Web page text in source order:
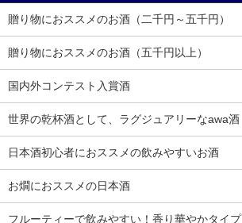
贈り物におススメのお酒（二千円～五千円）
贈り物におススメのお酒（五千円以上）
国内外コンテスト入賞酒
世界の乾杯酒として、ラグジュアリーなawa酒
日本酒初心者におススメの飲みやすいお酒
お燗におススメの日本酒
フルーティーで飲みやすい！香り華やかタイプ